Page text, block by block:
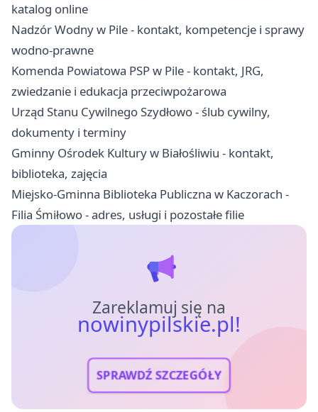
katalog online
Nadzór Wodny w Pile - kontakt, kompetencje i sprawy
wodno-prawne
Komenda Powiatowa PSP w Pile - kontakt, JRG,
zwiedzanie i edukacja przeciwpożarowa
Urząd Stanu Cywilnego Szydłowo - ślub cywilny,
dokumenty i terminy
Gminny Ośrodek Kultury w Białośliwiu - kontakt,
biblioteka, zajęcia
Miejsko-Gminna Biblioteka Publiczna w Kaczorach -
Filia Śmiłowo - adres, usługi i pozostałe filie
Zareklamuj się na
nowinypilskie.pl!
SPRAWDŹ SZCZEGÓŁY